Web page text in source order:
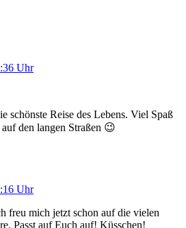
Uhr
schönste Reise des Lebens. Viel Spaß
den langen Straßen 😉
Uhr
freu mich jetzt schon auf die vielen
Passt auf Euch auf! Küsschen!